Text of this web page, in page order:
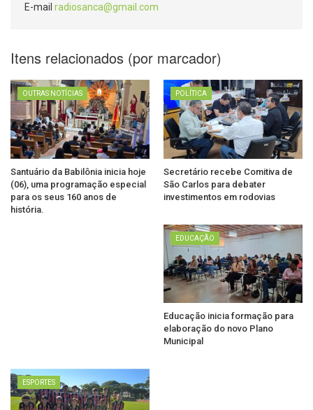
E-mail radiosanca@gmail.com
Itens relacionados (por marcador)
OUTRAS NOTÍCIAS
Santuário da Babilônia inicia hoje
(06), uma programação especial
para os seus 160 anos de
história.
POLÍTICA
Secretário recebe Comitiva de
São Carlos para debater
investimentos em rodovias
EDUCAÇÃO
Educação inicia formação para
elaboração do novo Plano
Municipal
ESPORTES